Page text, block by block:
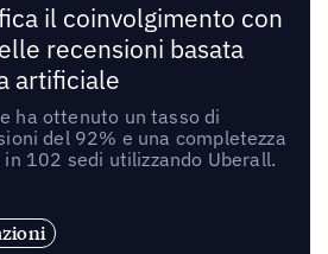
il coinvolgimento con
recensioni basata
artificiale
ha ottenuto un tasso di
del 92% e una completezza
102 sedi utilizzando Uberall.